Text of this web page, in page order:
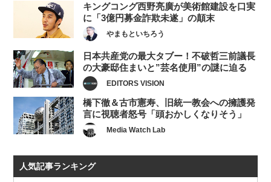
キングコング西野亮廣が美術館建設を口実
に「3億円募金詐欺未遂」の顛末
やまもといちろう
日本共産党の最大タブー！不破哲三前議長
の大豪邸住まいと”芸名使用”の謎に迫る
EDITORS VISION
橋下徹＆古市憲寿、旧統一教会への擁護発
言に視聴者怒号「頭おかしくなりそう」
Media Watch Lab
人気記事ランキング